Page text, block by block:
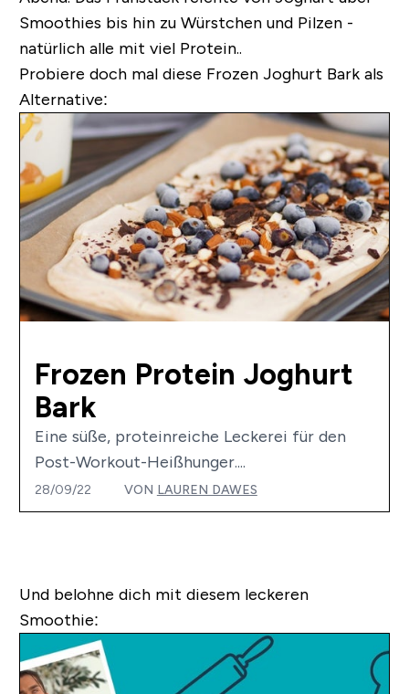
Smoothies bis hin zu Würstchen und Pilzen -
natürlich alle mit viel Protein..
Probiere doch mal diese Frozen Joghurt Bark als
Alternative:
Frozen Protein Joghurt
Bark
Eine süße, proteinreiche Leckerei für den
Post-Workout-Heißhunger....
28/09/22 VON LAUREN DAWES
Und belohne dich mit diesem leckeren
Smoothie: